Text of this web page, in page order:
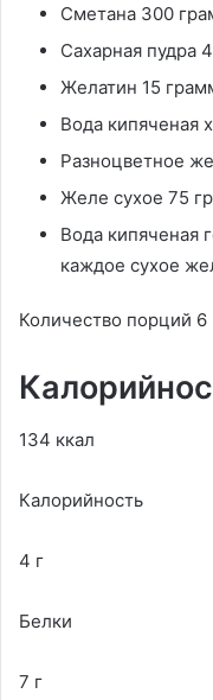
Сметана 300
Сахарная пудра
Желатин 15
Вода кипяченая
Разноцветное
Желе сухое 75
Вода кипяченая
каждое сухое
Количество порций 6
134 ккал
Калорийность
4 г
Белки
7 г